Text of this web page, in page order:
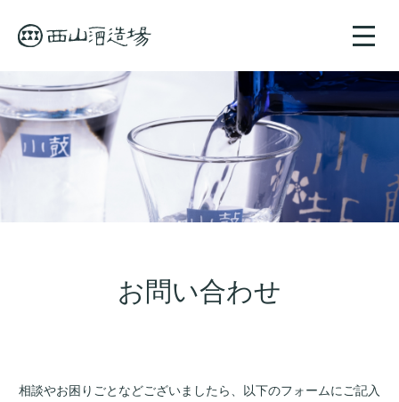
toggle
お問い合わせ
相談やお困りごとなどございましたら、以下のフォームにご記入